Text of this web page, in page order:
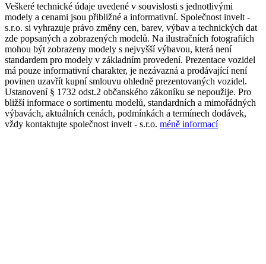
Veškeré technické údaje uvedené v souvislosti s jednotlivými
modely a cenami jsou přibližné a informativní. Společnost invelt -
s.r.o. si vyhrazuje právo změny cen, barev, výbav a technických dat
zde popsaných a zobrazených modelů. Na ilustračních fotografiích
mohou být zobrazeny modely s nejvyšší výbavou, která není
standardem pro modely v základním provedení. Prezentace vozidel
má pouze informativní charakter, je nezávazná a prodávající není
povinen uzavřít kupní smlouvu ohledně prezentovaných vozidel.
Ustanovení § 1732 odst.2 občanského zákoníku se nepoužije. Pro
bližší informace o sortimentu modelů, standardních a mimořádných
výbavách, aktuálních cenách, podmínkách a termínech dodávek,
vždy kontaktujte společnost invelt - s.r.o. méně informací